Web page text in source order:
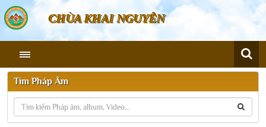
CHÙA KHAI NGUYÊN
Tìm Pháp Âm